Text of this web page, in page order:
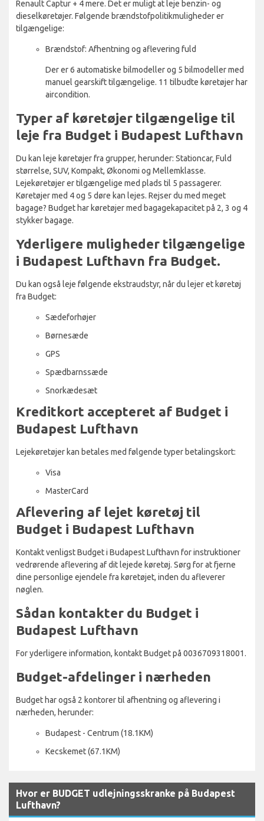
Renault Captur + 4 mere. Det er muligt at leje benzin- og
dieselkøretøjer. Følgende brændstofpolitikmuligheder er
tilgængelige:
Brændstof: Afhentning og aflevering fuld
Der er 6 automatiske bilmodeller og 5 bilmodeller med
manuel gearskift tilgængelige. 11 tilbudte køretøjer har
aircondition.
Typer af køretøjer tilgængelige til
leje fra Budget i Budapest Lufthavn
Du kan leje køretøjer fra grupper, herunder: Stationcar, Fuld
størrelse, SUV, Kompakt, Økonomi og Mellemklasse.
Lejekøretøjer er tilgængelige med plads til 5 passagerer.
Køretøjer med 4 og 5 døre kan lejes. Rejser du med meget
bagage? Budget har køretøjer med bagagekapacitet på 2, 3 og 4
stykker bagage.
Yderligere muligheder tilgængelige
i Budapest Lufthavn fra Budget.
Du kan også leje følgende ekstraudstyr, når du lejer et køretøj
fra Budget:
Sædeforhøjer
Børnesæde
GPS
Spædbarnssæde
Snorkædesæt
Kreditkort accepteret af Budget i
Budapest Lufthavn
Lejekøretøjer kan betales med følgende typer betalingskort:
Visa
MasterCard
Aflevering af lejet køretøj til
Budget i Budapest Lufthavn
Kontakt venligst Budget i Budapest Lufthavn for instruktioner
vedrørende aflevering af dit lejede køretøj. Sørg for at fjerne
dine personlige ejendele fra køretøjet, inden du afleverer
nøglen.
Sådan kontakter du Budget i
Budapest Lufthavn
For yderligere information, kontakt Budget på 0036709318001.
Budget-afdelinger i nærheden
Budget har også 2 kontorer til afhentning og aflevering i
nærheden, herunder:
Budapest - Centrum (18.1KM)
Kecskemet (67.1KM)
Hvor er BUDGET udlejningsskranke på Budapest
Lufthavn?